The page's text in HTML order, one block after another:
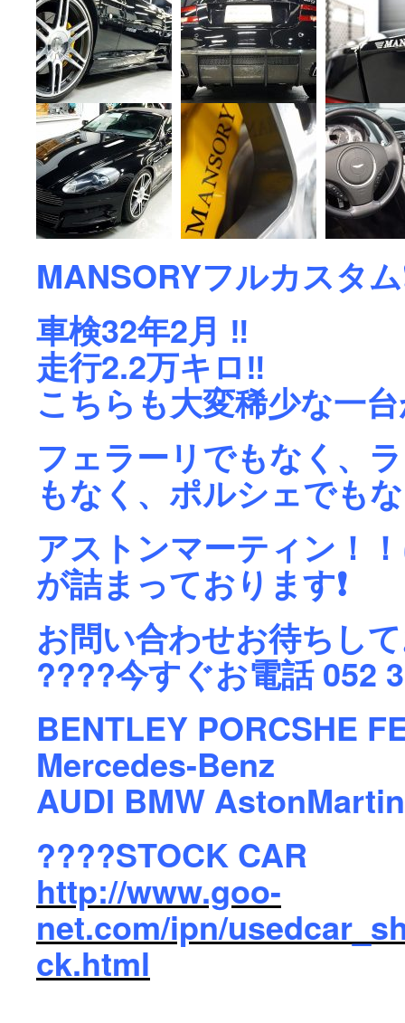
MANSORYフルカスタム
車検32年2月 ‼️
走行2.2万キロ‼️
こちらも大変稀少な一
フェラーリでもなく、
もなく、ポルシェでも
アストンマーティン！
が詰まっております❗️
お問い合わせお待ちし
‭????今すぐお電話 052
BENTLEY PORCSHE
Mercedes-Benz
AUDI BMW
????STOCK CAR
http://www.goo-
net.com/ipn/
ck.html